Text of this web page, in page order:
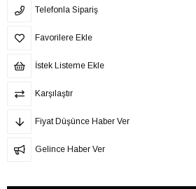
Telefonla Sipariş
Favorilere Ekle
İstek Listeme Ekle
Karşılaştır
Fiyat Düşünce Haber Ver
Gelince Haber Ver